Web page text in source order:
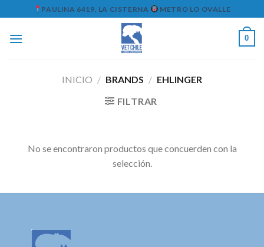
to
content
PAULINA 6419, LA CISTERNA METRO LO OVALLE
0
INICIO / BRANDS / EHLINGER
FILTRAR
No se encontraron productos que concuerden con la
selección.